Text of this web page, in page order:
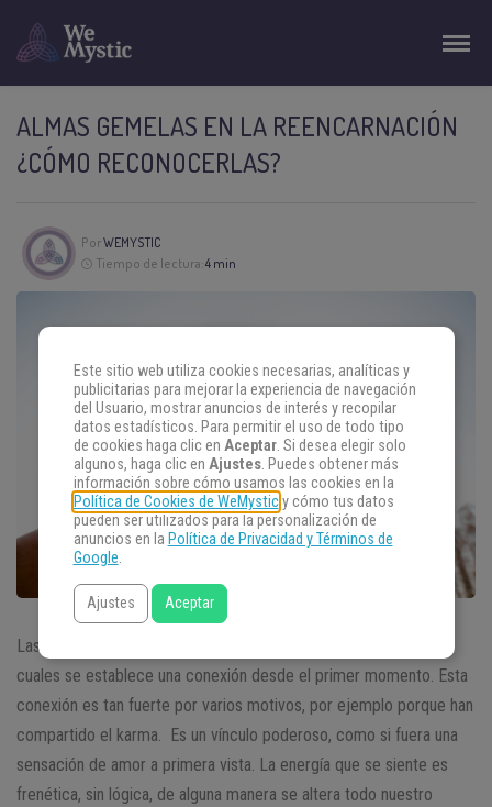
ALMAS GEMELAS EN LA REENCARNACIÓN
¿CÓMO RECONOCERLAS?
PorWEMYSTIC
Tiempo de lectura:4 min
Las
cuales se establece una conexión desde el primer momento. Esta
conexión es tan fuerte por varios motivos, por ejemplo porque han
compartido el karma. Es un vínculo poderoso, como si fuera una
sensación de amor a primera vista. La energía que se siente es
frenética, sin lógica, de alguna manera se altera todo nuestro
Este sitio web utiliza cookies necesarias, analíticas y
publicitarias para mejorar la experiencia de navegación
del Usuario, mostrar anuncios de interés y recopilar
datos estadísticos. Para permitir el uso de todo tipo
de cookies haga clic en Aceptar. Si desea elegir solo
algunos, haga clic en Ajustes. Puedes obtener más
información sobre cómo usamos las cookies en la
Política de Cookies de WeMysticy cómo tus datos
pueden ser utilizados para la personalización de
anuncios en la Política de Privacidad y Términos de
Google.
Ajustes Aceptar